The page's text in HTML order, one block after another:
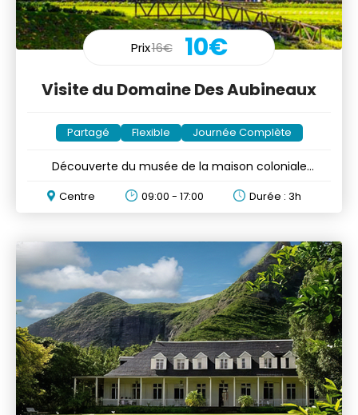
Prix16€ 10€
Visite du Domaine Des Aubineaux
Partagé Flexible Journée Complète
Découverte du musée de la maison coloniale
Centre 09:00 - 17:00 Durée : 3h